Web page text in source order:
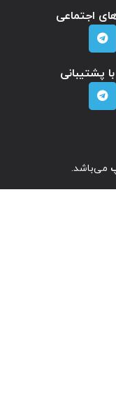
اجتماعی
با پشتیبانی
می‌باشد.